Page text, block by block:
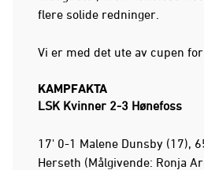
flere solide redninger.
Vi er med det ute av cupen for
KAMPFAKTA
LSK Kvinner 2-3 Hønefoss
17' 0-1 Malene Dunsby (17),
Herseth (Målgivende: Ronja